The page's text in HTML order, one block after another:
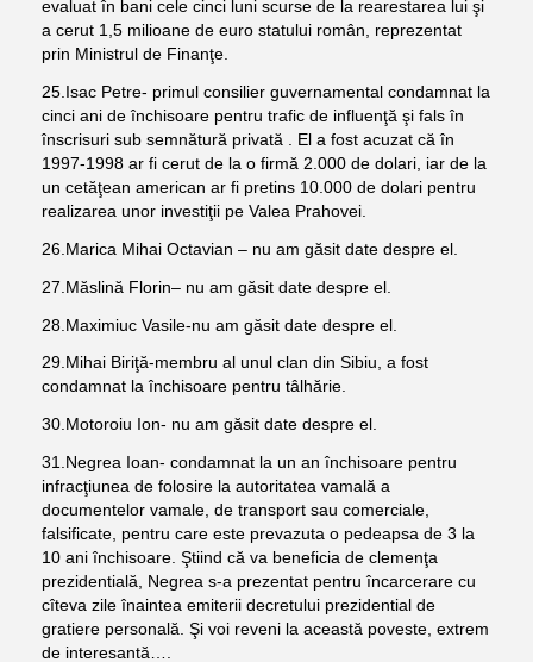
evaluat în bani cele cinci luni scurse de la rearestarea lui şi
a cerut 1,5 milioane de euro statului român, reprezentat
prin Ministrul de Finanţe.
25.Isac Petre- primul consilier guvernamental condamnat la
cinci ani de închisoare pentru trafic de influenţă şi fals în
înscrisuri sub semnătură privată . El a fost acuzat că în
1997-1998 ar fi cerut de la o firmă 2.000 de dolari, iar de la
un cetăţean american ar fi pretins 10.000 de dolari pentru
realizarea unor investiţii pe Valea Prahovei.
26.Marica Mihai Octavian – nu am găsit date despre el.
27. Măslină Florin– nu am găsit date despre el.
28.Maximiuc Vasile-nu am găsit date despre el.
29.Mihai Biriţă-membru al unul clan din Sibiu, a fost
condamnat la închisoare pentru tâlhărie.
30.Motoroiu Ion- nu am găsit date despre el.
31.Negrea Ioan- condamnat la un an închisoare pentru
infracţiunea de folosire la autoritatea vamală a
documentelor vamale, de transport sau comerciale,
falsificate, pentru care este prevazuta o pedeapsa de 3 la
10 ani închisoare. Ştiind că va beneficia de clemenţa
prezidentială, Negrea s-a prezentat pentru încarcerare cu
cîteva zile înaintea emiterii decretului prezidential de
gratiere personală. Şi voi reveni la această poveste, extrem
de interesantă….